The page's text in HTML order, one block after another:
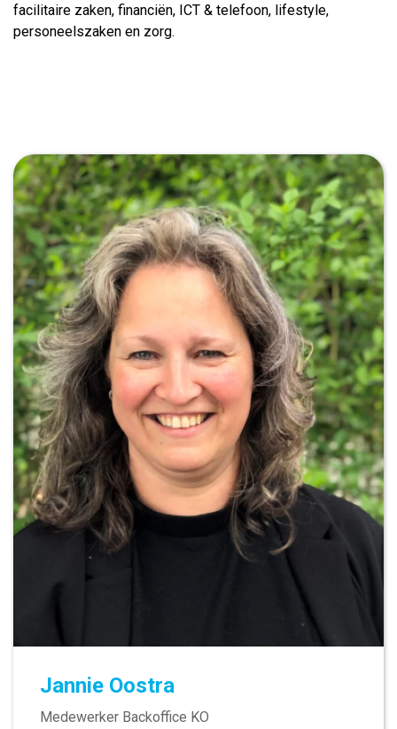
facilitaire zaken, financiën, ICT & telefoon, lifestyle,
personeelszaken en zorg.
Jannie Oostra
Medewerker Backoffice KO